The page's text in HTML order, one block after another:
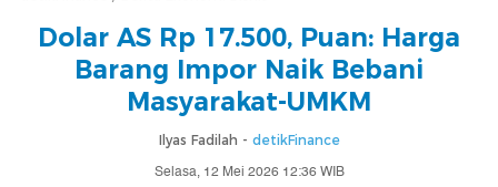
Dolar AS Rp 17.500, Puan: Harga
Barang Impor Naik Bebani
Masyarakat-UMKM
Ilyas Fadilah - detikFinance
Selasa, 12 Mei 2026 12:36 WIB